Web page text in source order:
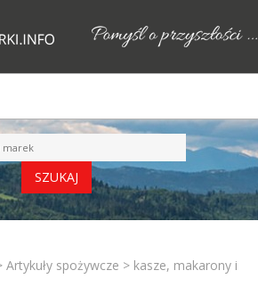
Artykuły spożywcze > kasze, makarony i